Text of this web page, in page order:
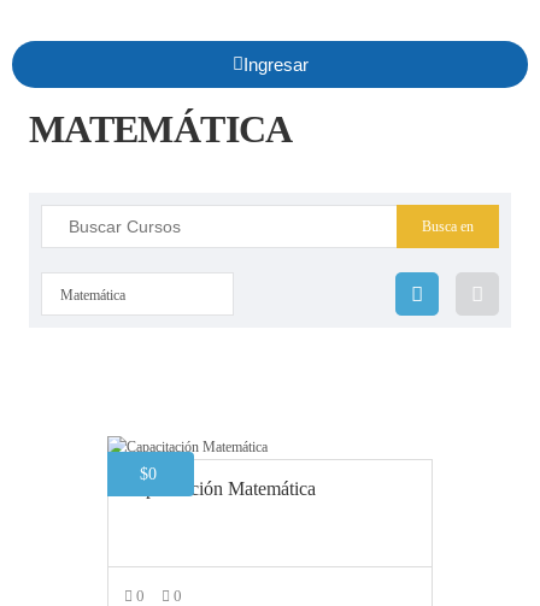
Ingresar
MATEMÁTICA
Matemática
$0
Capacitación Matemática
0 0